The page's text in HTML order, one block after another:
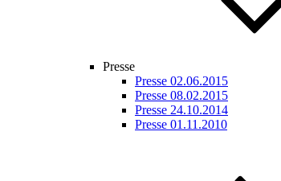
Presse
Presse 02.06.2015
Presse 08.02.2015
Presse 24.10.2014
Presse 01.11.2010